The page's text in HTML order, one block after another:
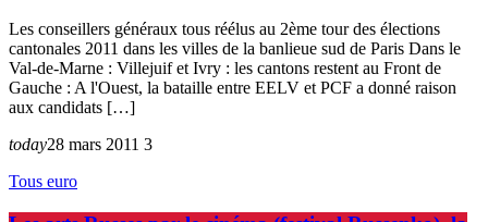
Les conseillers généraux tous réélus au 2ème tour des élections
cantonales 2011 dans les villes de la banlieue sud de Paris Dans le
Val-de-Marne : Villejuif et Ivry : les cantons restent au Front de
Gauche : A l'Ouest, la bataille entre EELV et PCF a donné raison
aux candidats […]
today28 mars 2011 3
Tous euro